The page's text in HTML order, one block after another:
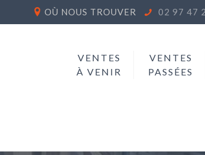
OÙ NOUS TROUVER 02 97 47
VENTES
À VENIR
VENTES
PASSÉES